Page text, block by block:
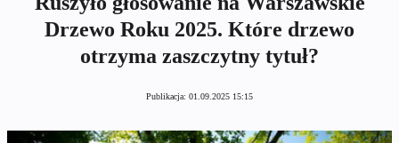
Drzewo Roku 2025. Które drzewo
otrzyma zaszczytny tytuł?
Publikacja: 01.09.2025 15:15